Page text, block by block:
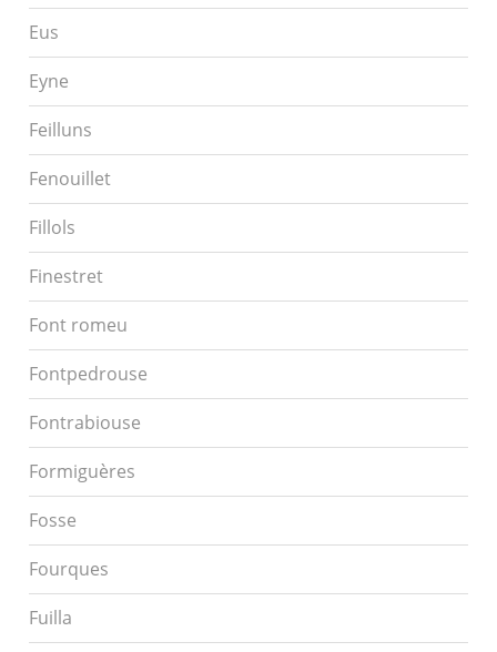
Eus
Eyne
Feilluns
Fenouillet
Fillols
Finestret
Font romeu
Fontpedrouse
Fontrabiouse
Formiguères
Fosse
Fourques
Fuilla